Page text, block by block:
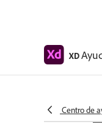
XD
Centro de